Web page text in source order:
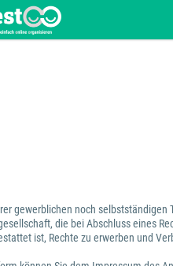
gewerblichen noch
die bei Abschluss eines
ist, Rechte zu erwerben und